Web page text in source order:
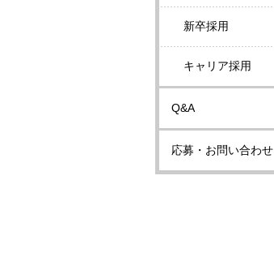
新卒採用
キャリア採用
Q&A
応募・お問い合わせ